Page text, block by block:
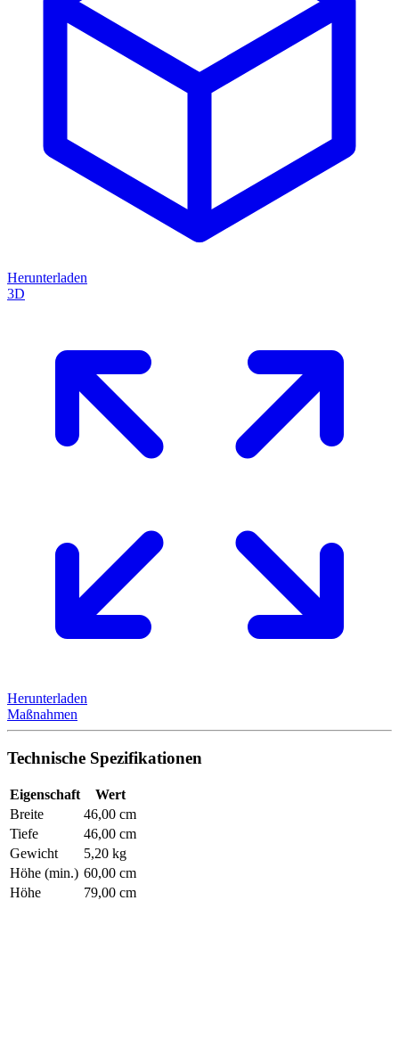
Herunterladen
3D
Herunterladen
Maßnahmen
Technische Spezifikationen
Eigenschaft
Wert
Breite
46,00 cm
Tiefe
46,00 cm
Gewicht
5,20 kg
Höhe (min.) 60,00 cm
Höhe
79,00 cm